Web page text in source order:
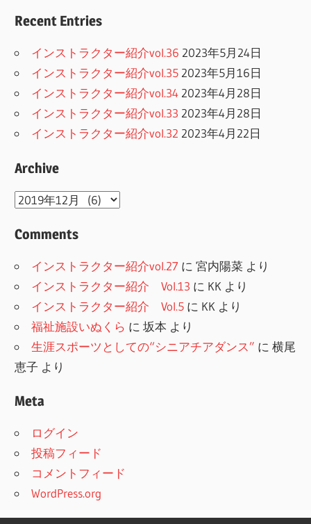
Recent Entries
インストラクター紹介vol.36 2023年5月24日
インストラクター紹介vol.35 2023年5月16日
インストラクター紹介vol.34 2023年4月28日
インストラクター紹介vol.33 2023年4月28日
インストラクター紹介vol.32 2023年4月22日
Archive
Archive
Comments
インストラクター紹介vol.27 に宮内陽菜 より
インストラクター紹介 Vol.13 に KK より
インストラクター紹介 Vol.5 に KK より
福祉施設いぬくら に坂本 より
生涯スポーツとしての“シニアチアダンス” に横尾
恵子 より
Meta
ログイン
投稿フィード
コメントフィード
WordPress.org